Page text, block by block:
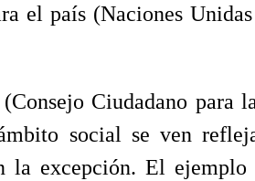
el país (Naciones
Ciudadano para
social se ven
la excepción. El ejemplo